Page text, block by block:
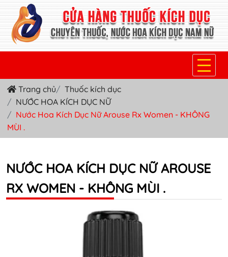
TRANG CHỦ
THUỐC KÍCH DỤC NỮ
THUỐC NƯỚC KÍCH DỤC NAM
THUỐC VIÊN KÍCH DỤC NAM
SẢN PHẨM KHÁC
Trang chủ
Thuốc kích dục
NƯỚC HOA KÍCH DỤC NỮ
Nước Hoa Kích Dục Nữ Arouse Rx Women - KHÔNG
MÙI .
NƯỚC HOA KÍCH DỤC NỮ AROUSE
RX WOMEN - KHÔNG MÙI .